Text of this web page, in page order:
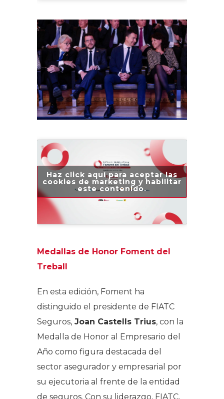
Haz click aquí para aceptar las
cookies de marketing y habilitar
este contenido.
Medallas de Honor Foment del
Treball
En esta edición, Foment ha
distinguido el presidente de FIATC
Seguros, Joan Castells Trius, con la
Medalla de Honor al Empresario del
Año como figura destacada del
sector asegurador y empresarial por
su ejecutoria al frente de la entidad
de seguros. Con su liderazgo, FIATC,